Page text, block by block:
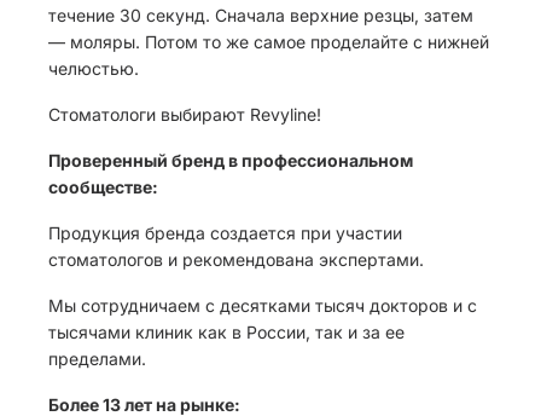
течение 30 секунд. Сначала верхние резцы, затем
— моляры. Потом то же самое проделайте с нижней
челюстью.
Стоматологи выбирают Revyline!
Проверенный бренд в профессиональном
сообществе:
Продукция бренда создается при участии
стоматологов и рекомендована экспертами.
Мы сотрудничаем с десятками тысяч докторов и с
тысячами клиник как в России, так и за ее
пределами.
Более 13 лет на рынке: